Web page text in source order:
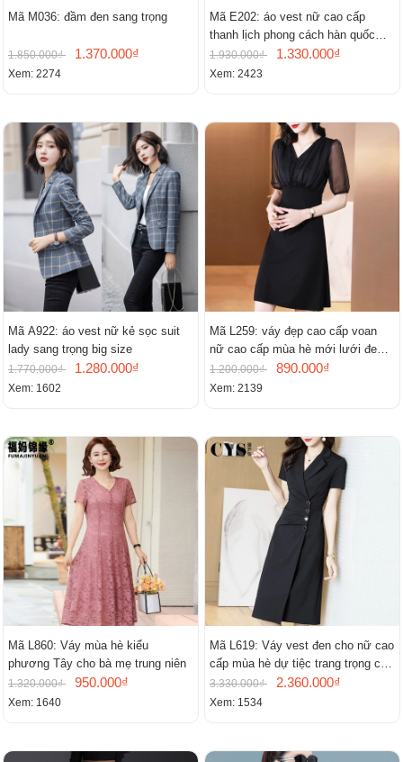
Mã M036: đầm đen sang trọng
1.850.000₫ 1.370.000₫
Xem: 2274
Mã E202: áo vest nữ cao cấp
thanh lịch phong cách hàn quốc
mới
1.930.000₫ 1.330.000₫
Xem: 2423
Mã A922: áo vest nữ kẻ sọc suit
lady sang trọng big size
1.770.000₫ 1.280.000₫
Xem: 1602
Mã L259: váy đẹp cao cấp voan
nữ cao cấp mùa hè mới lưới đen
cao cấp khí chất nhỏ tay ngắn
1.200.000₫ 890.000₫
Xem: 2139
Mã L860: Váy mùa hè kiểu
phương Tây cho bà mẹ trung niên
1.320.000₫ 950.000₫
Xem: 1640
Mã L619: Váy vest đen cho nữ cao
cấp mùa hè dự tiệc trang trọng cao
cấp
3.330.000₫ 2.360.000₫
Xem: 1534